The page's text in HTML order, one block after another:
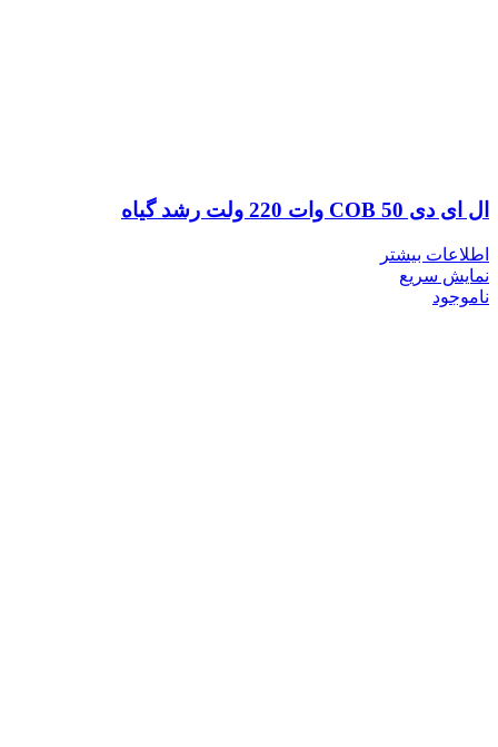
ال ای دی COB 50 وات 220 ولت رشد گیاه
اطلاعات بیشتر
نمایش سریع
ناموجود